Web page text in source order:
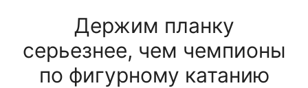
Держим планку
серьезнее, чем чемпионы
по фигурному катанию